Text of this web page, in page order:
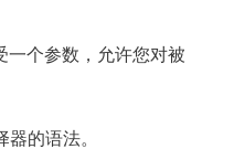
一个参数，允许您对被
的语法。